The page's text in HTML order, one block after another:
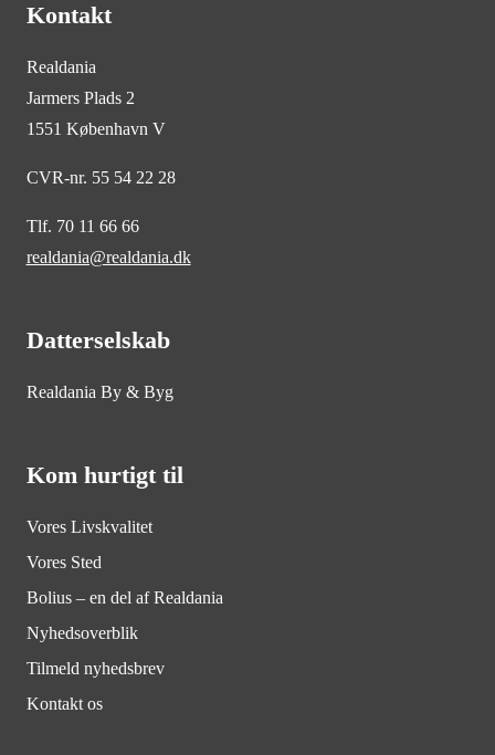
Kontakt
Realdania
Jarmers Plads 2
1551 København V
CVR-nr. 55 54 22 28
Tlf. 70 11 66 66
realdania@realdania.dk
Datterselskab
Realdania By & Byg
Kom hurtigt til
Vores Livskvalitet
Vores Sted
Bolius – en del af Realdania
Nyhedsoverblik
Tilmeld nyhedsbrev
Kontakt os